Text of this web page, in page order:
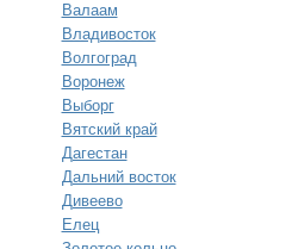
Валаам
Владивосток
Волгоград
Воронеж
Выборг
Вятский край
Дагестан
Дальний восток
Дивеево
Елец